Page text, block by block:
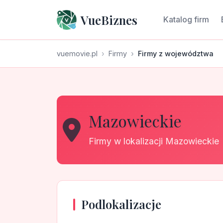
VueBiznes Katalog firm
vuemovie.pl Firmy Firmy z województwa
Mazowieckie
Firmy w lokalizacji Mazowieckie
Podlokalizacje